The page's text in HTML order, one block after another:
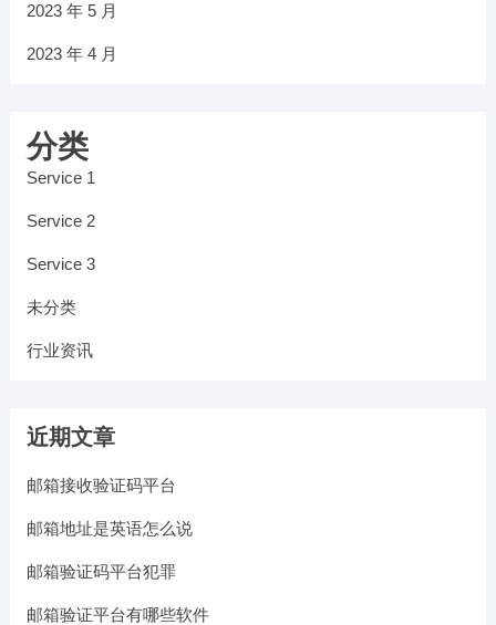
2023 年 5 月
2023 年 4 月
分类
Service 1
Service 2
Service 3
未分类
行业资讯
近期文章
邮箱接收验证码平台
邮箱地址是英语怎么说
邮箱验证码平台犯罪
邮箱验证平台有哪些软件